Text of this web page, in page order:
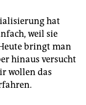
hat
weil sie
bringt man
hinaus versucht
wollen das